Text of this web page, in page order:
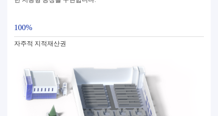
100%
자주적 지적재산권